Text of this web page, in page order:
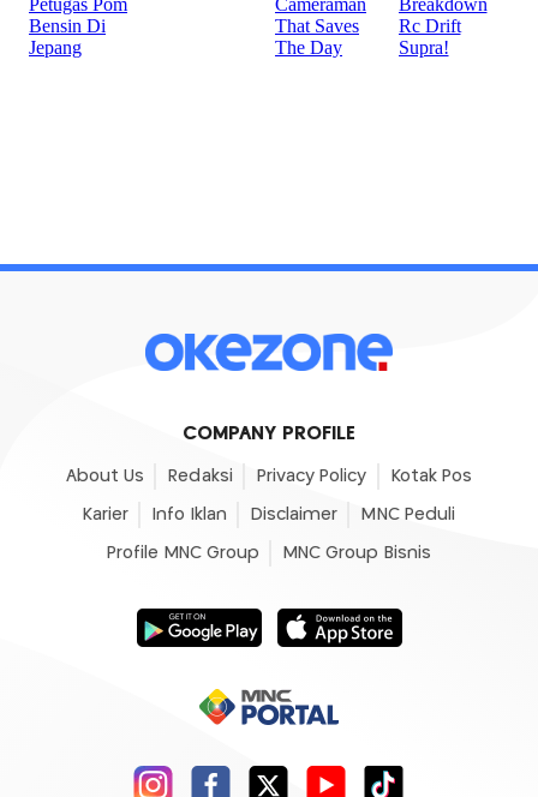
COMPANY PROFILE
About Us Redaksi Privacy Policy Kotak Pos
Karier Info Iklan Disclaimer MNC Peduli
Profile MNC Group MNC Group Bisnis